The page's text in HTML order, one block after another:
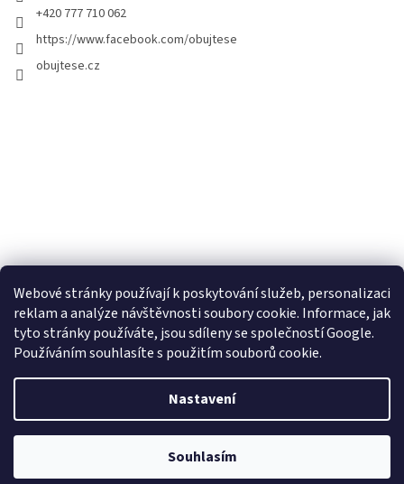
Webové stránky používají k poskytování služeb, personalizaci
reklam a analýze návštěvnosti soubory cookie. Informace, jak
tyto stránky používáte, jsou sdíleny se společností Google.
Používáním souhlasíte s použitím souborů cookie.
Nastavení
Souhlasím
+420 777 710 062
https://www.facebook.com/obujtese
obujtese.cz
Copyright 2026Obujtese.cz-srdeční záležitost. Všechna práva
vyhrazena.